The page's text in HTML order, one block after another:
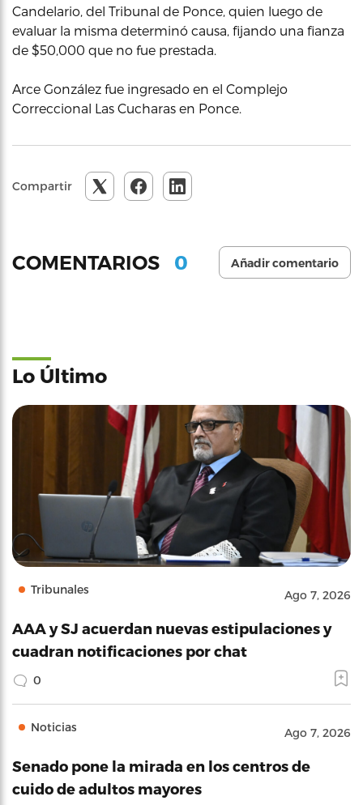
Candelario, del Tribunal de Ponce, quien luego de
evaluar la misma determinó causa, fijando una fianza
de $50,000 que no fue prestada.
Arce González fue ingresado en el Complejo
Correccional Las Cucharas en Ponce.
Compartir
COMENTARIOS 0 Añadir comentario
Lo Último
Tribunales Ago 7, 2026
AAA y SJ acuerdan nuevas estipulaciones y
cuadran notificaciones por chat
0
Noticias Ago 7, 2026
Senado pone la mirada en los centros de
cuido de adultos mayores